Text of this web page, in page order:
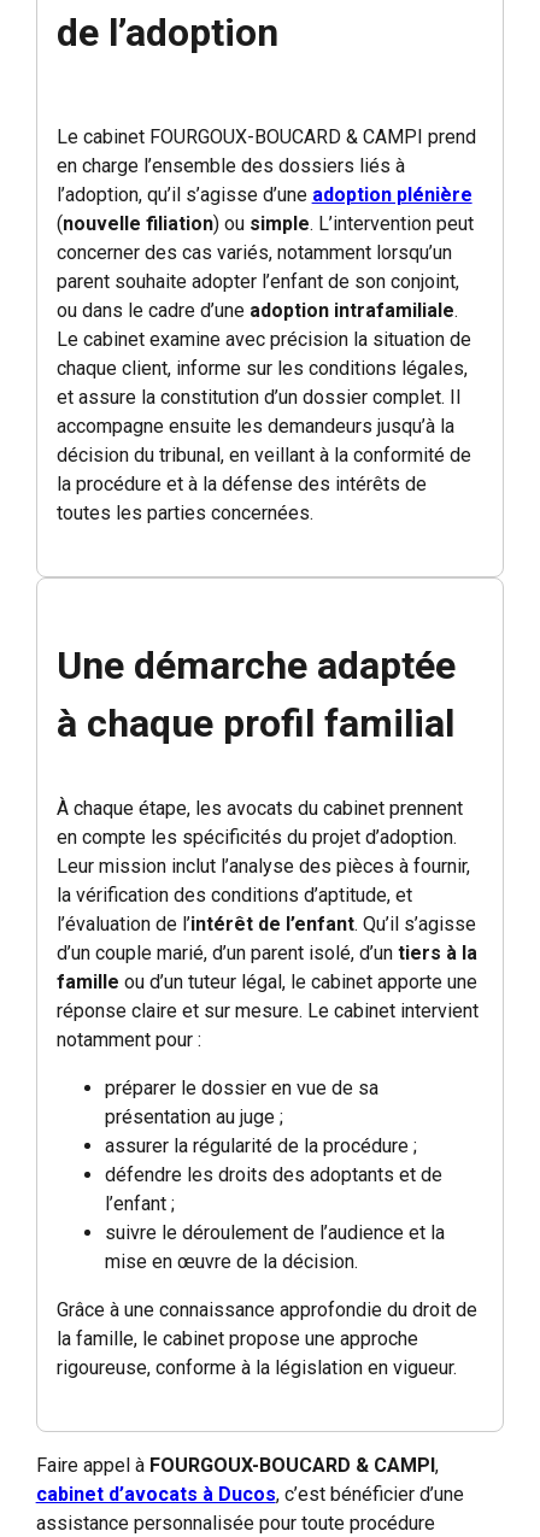
de l’adoption
Le cabinet FOURGOUX-BOUCARD & CAMPI prend
en charge l’ensemble des dossiers liés à
l’adoption, qu’il s’agisse d’une adoption plénière
(nouvelle filiation) ou simple. L’intervention peut
concerner des cas variés, notamment lorsqu’un
parent souhaite adopter l’enfant de son conjoint,
ou dans le cadre d’une adoption intrafamiliale.
Le cabinet examine avec précision la situation de
chaque client, informe sur les conditions légales,
et assure la constitution d’un dossier complet. Il
accompagne ensuite les demandeurs jusqu’à la
décision du tribunal, en veillant à la conformité de
la procédure et à la défense des intérêts de
toutes les parties concernées.
Une démarche adaptée
à chaque profil familial
À chaque étape, les avocats du cabinet prennent
en compte les spécificités du projet d’adoption.
Leur mission inclut l’analyse des pièces à fournir,
la vérification des conditions d’aptitude, et
l’évaluation de l’intérêt de l’enfant. Qu’il s’agisse
d’un couple marié, d’un parent isolé, d’un tiers à la
famille ou d’un tuteur légal, le cabinet apporte une
réponse claire et sur mesure. Le cabinet intervient
notamment pour :
préparer le dossier en vue de sa
présentation au juge ;
assurer la régularité de la procédure ;
défendre les droits des adoptants et de
l’enfant ;
suivre le déroulement de l’audience et la
mise en œuvre de la décision.
Grâce à une connaissance approfondie du droit de
la famille, le cabinet propose une approche
rigoureuse, conforme à la législation en vigueur.
Faire appel à FOURGOUX-BOUCARD & CAMPI,
cabinet d’avocats à Ducos, c’est bénéficier d’une
assistance personnalisée pour toute procédure